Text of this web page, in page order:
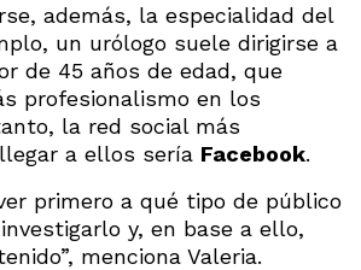
además, la especialidad del
un urólogo suele dirigirse a
de 45 años de edad, que
profesionalismo en los
la red social más
a ellos sería Facebook.
primero a qué tipo de público
y, en base a ello,
menciona Valeria.